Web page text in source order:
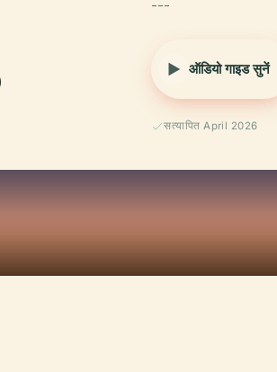
ऑडियो गाइड सुनें
सत्यापित April 2026